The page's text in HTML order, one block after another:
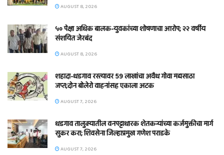
AUGUST 8, 2026
५० पेक्षा अधिक बालक-युवकांच्या शोषणाचा आरोप; २२ वर्षीय
संशयित जेरबंद
AUGUST 8, 2026
शहादा-धडगाव रस्त्यावर 59 लाखांचा अवैध गोवा मद्यसाठा
जप्त;दोन बोलेरो वाहनांसह एकाला अटक
AUGUST 7, 2026
धडगाव तालुक्यातील वनपट्टाधारक शेतकऱ्यांच्या कर्जमुक्तीचा मार्ग
सुकर करा; शिवसेना जिल्हाप्रमुख गणेश पराडके
AUGUST 7, 2026